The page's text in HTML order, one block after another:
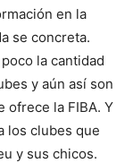
en la
se concreta.
la cantidad
y aún así son
ofrece la FIBA. Y
los clubes que
y sus chicos.